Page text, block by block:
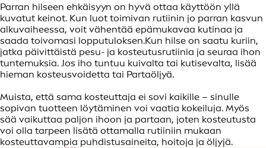
Parran hilseen ehkäisyyn on hyvä ottaa käyttöön yllä
kuvatut keinot. Kun luot toimivan rutiinin jo parran kasvun
alkuvaiheessa, voit vähentää epämukavaa kutinaa ja
saada toivomasi lopputuloksen.Kun hilse on saatu kuriin,
jatka päivittäistä pesu- ja kosteutusrutiinia ja seuraa ihon
tuntemuksia. Jos iho tuntuu kuivalta tai kutisevalta, lisää
hieman kosteusvoidetta tai Partaöljyä.
Muista, että sama kosteuttaja ei sovi kaikille – sinulle
sopivan tuotteen löytäminen voi vaatia kokeiluja. Myös
sää vaikuttaa paljon ihoon ja partaan, joten kosteutusta
voi olla tarpeen lisätä ottamalla rutiiniin mukaan
kosteuttavampia puhdistusaineita, hoitoja ja öljyjä.